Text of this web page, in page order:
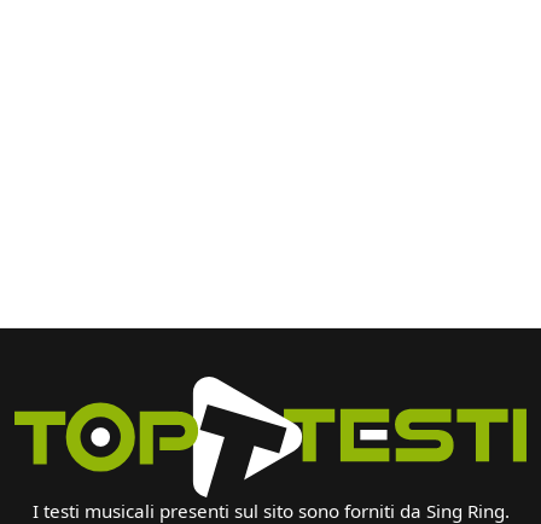
I testi musicali presenti sul sito sono forniti da Sing Ring.